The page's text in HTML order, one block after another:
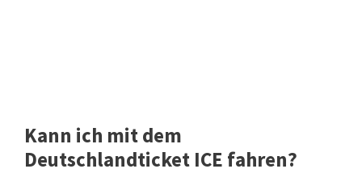
Kann ich mit dem
Deutschlandticket ICE fahren?